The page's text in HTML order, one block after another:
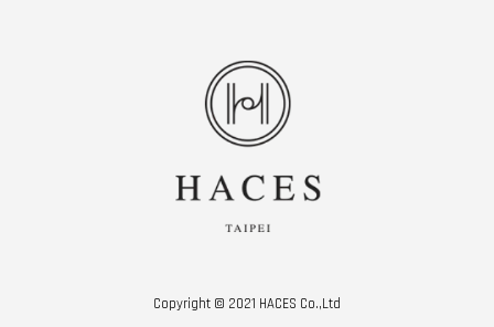
Copyright © 2021 HACES Co.,Ltd